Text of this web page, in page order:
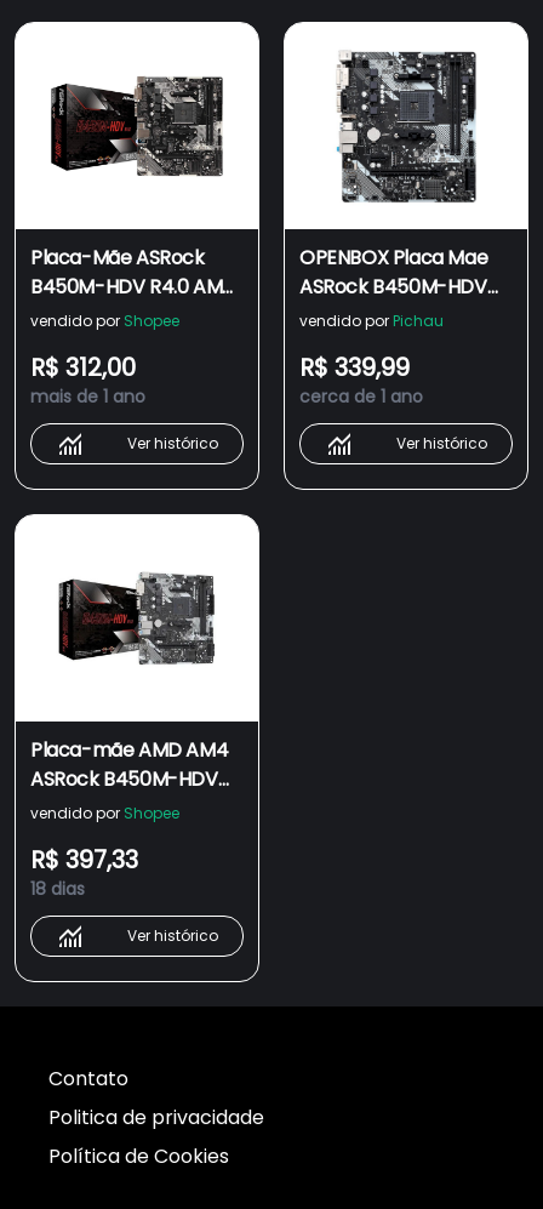
Placa-Mãe ASRock
B450M-HDV R4.0 AM4
AMD Promontório
Micro ATX
vendido por Shopee
R$ 312,00
mais de 1 ano
Ver histórico
OPENBOX Placa Mae
ASRock B450M-HDV
R4.0, DDR4, Socket
Chipset AMD B450,
B450M-HDV-R4.0-
DDR4
vendido por Pichau
R$ 339,99
cerca de 1 ano
Ver histórico
Placa-mãe AMD AM4
ASRock B450M-HDV
Micro ATX HDMI/DVI-
(90-MXB9N0) -
REEMBALADO
vendido por Shopee
R$ 397,33
18 dias
Ver histórico
Contato
Politica de privacidade
Política de Cookies